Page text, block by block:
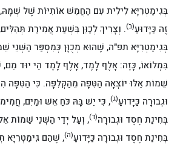
בְּגִימַטְרִיָּא לִילִית עִם הַחֲמֵשׁ אוֹתִיּוֹת שֶׁל
זֶה כַּיָּדוּעַ(ב). וְצָרִיךְ לְכַוֵּן בִּשְׁעַת אֲמִירַת
בְּגִימַטְרִיָּא תפ"ה, שֶׁהוּא מְכֻוָּן כְּמִסְפַּר הַשְּׁנֵי
בִּמְלוֹאוֹ, כָּזֶה: אָלֶף לָמֶד, אָלֶף לָמֶד הֵי יוּד
שֵׁמוֹת אֵלּוּ יוֹצְאָה הַטִּפָּה מֵהַקְּלִפָּה. כִּי הַטִּפָּה
וּגְבוּרָה כַּיָּדוּעַ(ג), כִּי יֵשׁ בָּהּ כֹּחַ אֵשׁ וּמַיִם,
בְּחִינַת חֶסֶד וּגְבוּרָה(ד), וְעַל יְדֵי הַשְּׁנֵי שֵׁמוֹת
בְּחִינַת חֶסֶד וּגְבוּרָה כַּיָּדוּעַ(ה), שֶׁהֵם גִּימַטְרִיָּא